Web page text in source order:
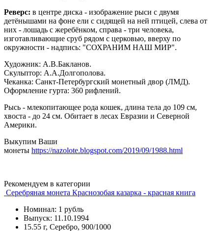
Реверс: в центре диска - изображение рыси с двумя
детёнышами на фоне ели с сидящей на ней птицей, слева от
них - лошадь с жеребёнком, справа - три человека,
изготавливающие сруб рядом с церковью, вверху по
окружности - надпись: "СОХРАНИМ НАШ МИР".
Художник: А.В.Бакланов.
Скульптор: А.А.Долгополова.
Чеканка: Санкт-Петербургский монетный двор (ЛМД).
Оформление гурта: 360 рифлений.
Рысь - млекопитающее рода кошек, длина тела до 109 см,
хвоста - до 24 см. Обитает в лесах Евразии и Северной
Америки.
Выкупим Ваши
монеты https://nazolote.blogspot.com/2019/09/1988.html
Рекомендуем в категории
Серебряная монета Краснозобая казарка - красная книга
Номинал: 1 рубль
Выпуск: 11.10.1994
15.55 г, Серебро, 900/1000